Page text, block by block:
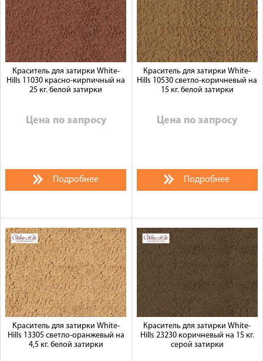
Краситель для затирки White-
Hills 11030 красно-кирпичный на
25 кг. белой затирки
Цена по запросу
Подробнее
Краситель для затирки White-
Hills 10530 светло-коричневый на
15 кг. белой затирки
Цена по запросу
Подробнее
Краситель для затирки White-
Hills 13305 светло-оранжевый на
4,5 кг. белой затирки
Краситель для затирки White-
Hills 23230 коричневый на 15 кг.
серой затирки